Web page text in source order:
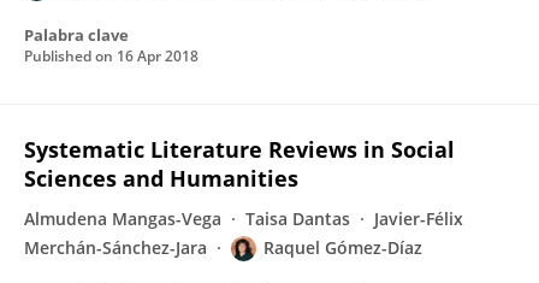
Palabra clave
Published on 16 Apr 2018
Systematic Literature Reviews in Social
Sciences and Humanities
Almudena Mangas-Vega Taisa Dantas
Javier-Félix
Merchán-Sánchez-Jara
Raquel Gómez-Díaz